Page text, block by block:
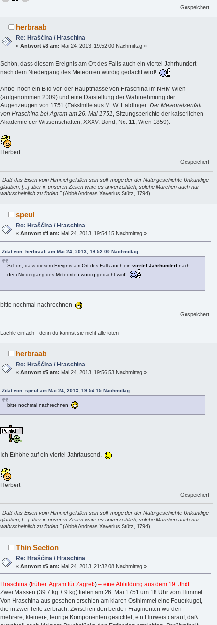
Gespeichert
herbraab
Re: Hrašćina / Hraschina
«Antwort #3 am: Mai 24, 2013, 19:52:00 Nachmittag »
Schön, dass diesem Ereignis am Ort des Falls auch ein viertel Jahrhundert
nach dem Niedergang des Meteoriten würdig gedacht wird!
Anbei noch ein Bild von der Hauptmasse von Hraschina im NHM Wien
(aufgenommen 2009) und eine Darstellung der Wahrnehmung der
Augenzeugen von 1751 (Faksimile aus M. W. Haidinger: Der Meteoreisenfall
von Hraschina bei Agram am 26. Mai 1751, Sitzungsberichte der kaiserlichen
Akademie der Wissenschaften, XXXV. Band, No. 11, Wien 1859).
Herbert
Gespeichert
"Daß das Eisen vom Himmel gefallen sein soll, möge der der Naturgeschichte Unkundige
glauben, [...] aber in unseren Zeiten wäre es unverzeihlich, solche Märchen auch nur
wahrscheinlich zu finden."(Abbé Andreas Xaverius Stütz, 1794)
speul
Re: Hrašćina / Hraschina
«Antwort #4 am: Mai 24, 2013, 19:54:15 Nachmittag »
Zitat von: herbraab am Mai 24, 2013, 19:52:00 Nachmittag
Schön, dass diesem Ereignis am Ort des Falls auch ein viertel Jahrhundertnach
dem Niedergang des Meteoriten würdig gedacht wird!
bitte nochmal nachrechnen
Gespeichert
Lächle einfach - denn du kannst sie nicht alle töten
herbraab
Re: Hrašćina / Hraschina
«Antwort #5 am: Mai 24, 2013, 19:56:53 Nachmittag »
Zitat von: speul am Mai 24, 2013, 19:54:15 Nachmittag
bitte nochmal nachrechnen
Ich Erhöhe auf ein viertel Jahrtausend.
Herbert
Gespeichert
"Daß das Eisen vom Himmel gefallen sein soll, möge der der Naturgeschichte Unkundige
glauben, [...] aber in unseren Zeiten wäre es unverzeihlich, solche Märchen auch nur
wahrscheinlich zu finden."(Abbé Andreas Xaverius Stütz, 1794)
Thin Section
Re: Hrašćina / Hraschina
«Antwort #6 am: Mai 24, 2013, 21:32:08 Nachmittag »
Hraschina (früher: Agram für Zagreb) – eine Abbildung aus dem 19. Jhdt.:
Zwei Massen (39.7 kg + 9 kg) fielen am 26. Mai 1751 um 18 Uhr vom Himmel.
Von Hraschina aus gesehen erschien am klaren Osthimmel eine Feuerkugel,
die in zwei Teile zerbrach. Zwischen den beiden Fragmenten wurden
mehrere, kleinere, feurige Komponenten gesichtet, ein Hinweis darauf, daß